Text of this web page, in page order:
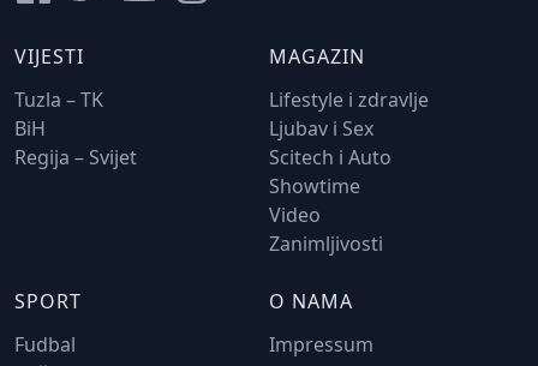
VIJESTI
Tuzla – TK
BiH
Regija – Svijet
MAGAZIN
Lifestyle i zdravlje
Ljubav i Sex
Scitech i Auto
Showtime
Video
Zanimljivosti
SPORT
Fudbal
O NAMA
Impressum